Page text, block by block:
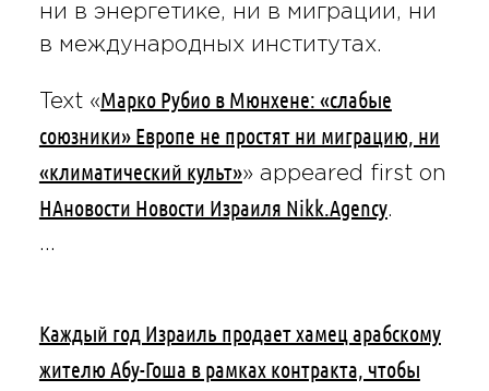
ни в энергетике, ни в миграции, ни
в международных институтах.
Text «Марко Рубио в Мюнхене: «слабые
союзники» Европе не простят ни миграцию, ни
«климатический культ»» appeared first on
НАновости Новости Израиля Nikk.Agency.
…
Каждый год Израиль продает хамец арабскому
жителю Абу-Гоша в рамках контракта, чтобы